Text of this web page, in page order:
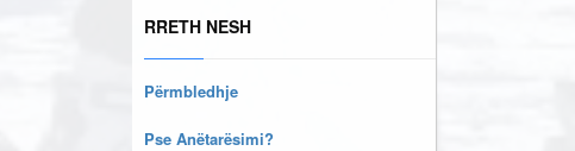
RRETH NESH
Përmbledhje
Pse Anëtarësimi?